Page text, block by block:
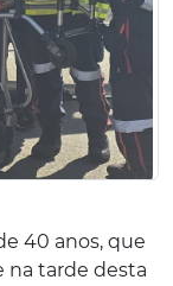
40 anos, que
na tarde desta